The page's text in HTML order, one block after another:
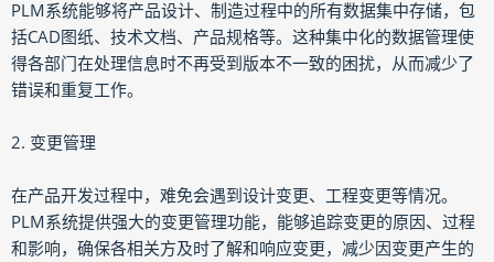
PLM系统能够将产品设计、制造过程中的所有数据集中存储，包
括CAD图纸、技术文档、产品规格等。这种集中化的数据管理使
得各部门在处理信息时不再受到版本不一致的困扰，从而减少了
错误和重复工作。
2. 变更管理
在产品开发过程中，难免会遇到设计变更、工程变更等情况。
PLM系统提供强大的变更管理功能，能够追踪变更的原因、过程
和影响，确保各相关方及时了解和响应变更，减少因变更产生的